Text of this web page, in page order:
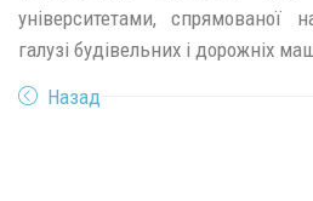
університетами, спрямованої
галузі будівельних і дорожніх
Назад